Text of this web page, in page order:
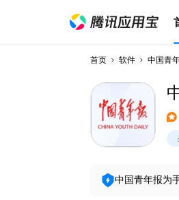
首页 软件 中国青
中国青年报为